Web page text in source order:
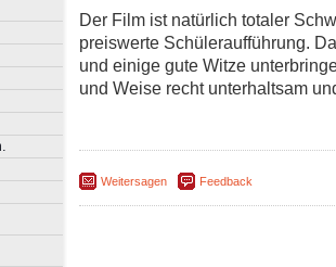
Der Film ist natürlich totaler
preiswerte Schüleraufführung.
und einige gute Witze
und Weise recht unterhaltsam
Weitersagen Feedback